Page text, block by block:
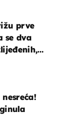
prve
se dva